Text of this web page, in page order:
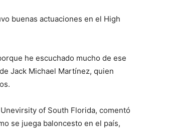
buenas actuaciones en el High
he escuchado mucho de ese
Jack Michael Martínez, quien
of South Florida, comentó
se juega baloncesto en el país,